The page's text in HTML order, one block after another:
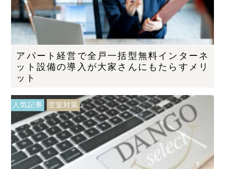
アパート経営で全戸一括型無料インターネ
ット設備の導入が大家さんにもたらすメリ
ット
人気記事 空室対策